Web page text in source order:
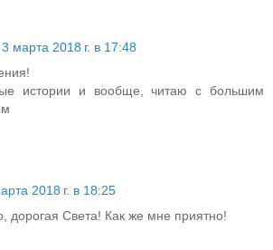
3 марта 2018 г. в 17:48
истории и вообще, читаю с большим
2018 г. в 18:25
дорогая Света! Как же мне приятно!